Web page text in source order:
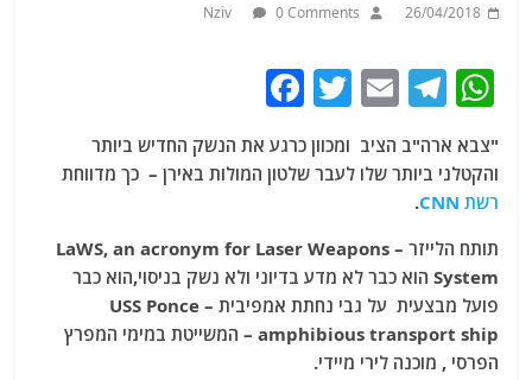
26/04/2018
Nziv 0 Comments
W
at
s
A
p
p
T
e
ra
m
E
ai
T
itt
c
b
o
o
k
"צבא ארה"ב הציב ומכוון כרגע את הנשק החדיש ביותר
והקטלני ביותר שלו לעבר שלטון המולות באירן – כך מדווחת
רשת CNN
.
תותח הלייזר – LaWS, an acronym for Laser Weapons
System הוא כבר לא מדע בדיוני ולא נשק בניסוי,הוא כבר
פועל מבצעית על גבי נחתת אמפיבית – USS Ponce
amphibious transport ship – המשייטת במימי המפרץ
הפרסי , מוכנה לירי מיידי.